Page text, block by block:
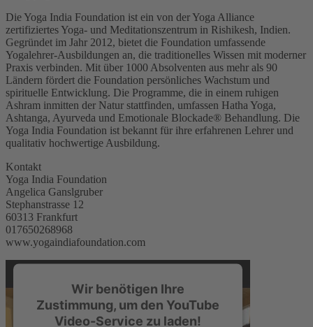
Die Yoga India Foundation ist ein von der Yoga Alliance
zertifiziertes Yoga- und Meditationszentrum in Rishikesh, Indien.
Gegründet im Jahr 2012, bietet die Foundation umfassende
Yogalehrer-Ausbildungen an, die traditionelles Wissen mit moderner
Praxis verbinden. Mit über 1000 Absolventen aus mehr als 90
Ländern fördert die Foundation persönliches Wachstum und
spirituelle Entwicklung. Die Programme, die in einem ruhigen
Ashram inmitten der Natur stattfinden, umfassen Hatha Yoga,
Ashtanga, Ayurveda und Emotionale Blockade® Behandlung. Die
Yoga India Foundation ist bekannt für ihre erfahrenen Lehrer und
qualitativ hochwertige Ausbildung.
Kontakt
Yoga India Foundation
Angelica Ganslgruber
Stephanstrasse 12
60313 Frankfurt
017650268968
www.yogaindiafoundation.com
Wir benötigen Ihre
Zustimmung, um den YouTube
Video-Service zu laden!